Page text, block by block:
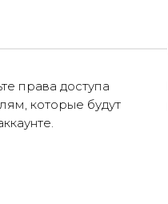
права доступа
которые будут